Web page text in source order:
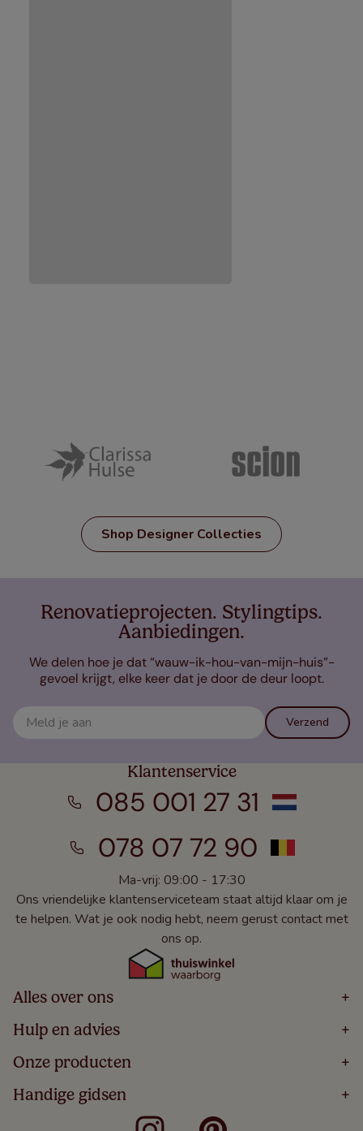
Shop Designer Collecties
Renovatieprojecten. Stylingtips.
Aanbiedingen.
We delen hoe je dat “wauw-ik-hou-van-mijn-huis”-
gevoel krijgt, elke keer dat je door de deur loopt.
Verzend
Klantenservice
085 001 27 31
078 07 72 90
Ma-vrij: 09:00 - 17:30
Ons vriendelijke klantenserviceteam staat altijd klaar om je
te helpen. Wat je ook nodig hebt, neem gerust contact met
ons op.
Alles over ons +
Home
Over
Bestellen
Winacties
Hulp en advies +
Volg Je Bestelling
Levering
5 Jaar Garantie
Algemene Voorwaarden
Onze producten +
Houten Jaloezieën
Rolgordijnen
Handige gidsen +
Meten Voor Raamdecoratie